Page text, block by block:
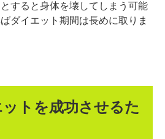
すると身体を壊してしまう可能
ダイエット期間は長めに取りま
トを成功させるた